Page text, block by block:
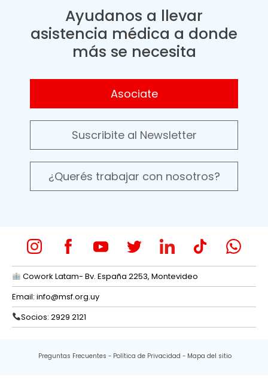
Ayudanos a llevar
asistencia médica a donde
más se necesita
Asociate
Suscribite al Newsletter
¿Querés trabajar con nosotros?
Cowork Latam- Bv. España 2253, Montevideo
Email: info@msf.org.uy
Socios: 2929 2121
Preguntas Frecuentes Política de Privacidad Mapa del sitio